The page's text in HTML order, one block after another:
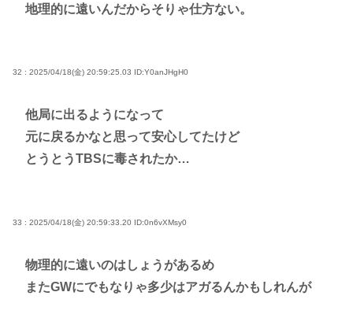
地理的に遠いんだからそりゃ仕方ない。
32 : 2025/04/18(金) 20:59:25.03 ID:Y0anJHgH0
他局に出るようになって
元に戻るかなと思って安心してたけど
とうとうTBSに毒されたか…
33 : 2025/04/18(金) 20:59:33.20 ID:0n6vXMsy0
物理的に遠いのはしょうがあるめ
またGWにでもなりゃ多少はアガるんかもしれんが